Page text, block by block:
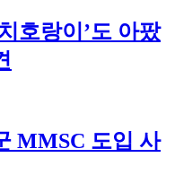
호랑이’도 아팠
MMSC 도입 사